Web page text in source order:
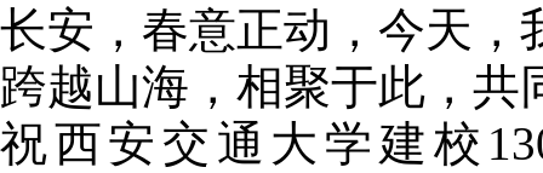
长安，春意正动，今天，
跨越山海，相聚于此，共
祝西安交通大学建校